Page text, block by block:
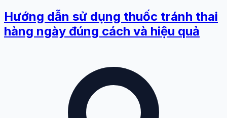
Hướng dẫn sử dụng thuốc tránh thai
hàng ngày đúng cách và hiệu quả